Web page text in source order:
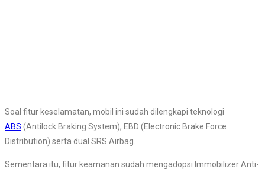
Soal fitur keselamatan, mobil ini sudah dilengkapi teknologi
ABS (Antilock Braking System), EBD (Electronic Brake Force
Distribution) serta dual SRS Airbag.
Sementara itu, fitur keamanan sudah mengadopsi Immobilizer Anti-